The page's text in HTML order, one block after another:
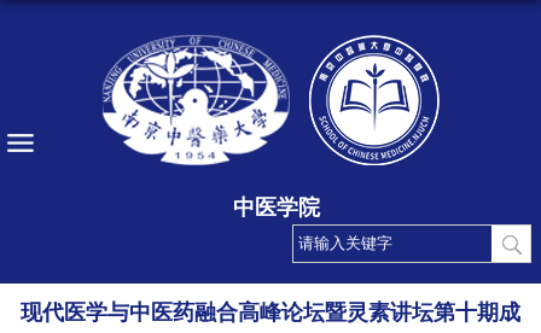
中医学院
现代医学与中医药融合高峰论坛暨灵素讲坛第十期成